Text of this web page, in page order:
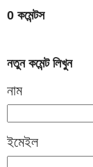
0 কমেন্টস
নতুন কমেন্ট লিখুন
নাম
ইমেইল